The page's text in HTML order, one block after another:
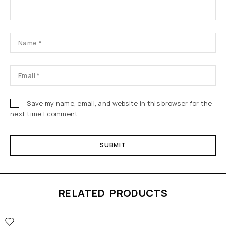
Save my name, email, and website in this browser for the
next time I comment.
RELATED PRODUCTS